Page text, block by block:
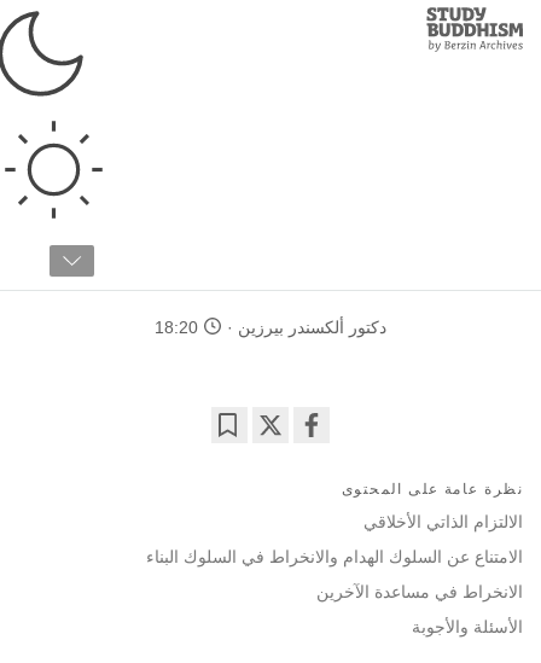
Study
Buddhism
الأخلاق البوذية في مجال
دكتور ألكسندر بيرزين 18:20
نظرة عامة على المحتوى
الالتزام الذاتي الأخلاقي
الامتناع عن السلوك الهدام والانخراط في السلوك البناء
الانخراط في مساعدة الآخرين
الأسئلة والأجوبة